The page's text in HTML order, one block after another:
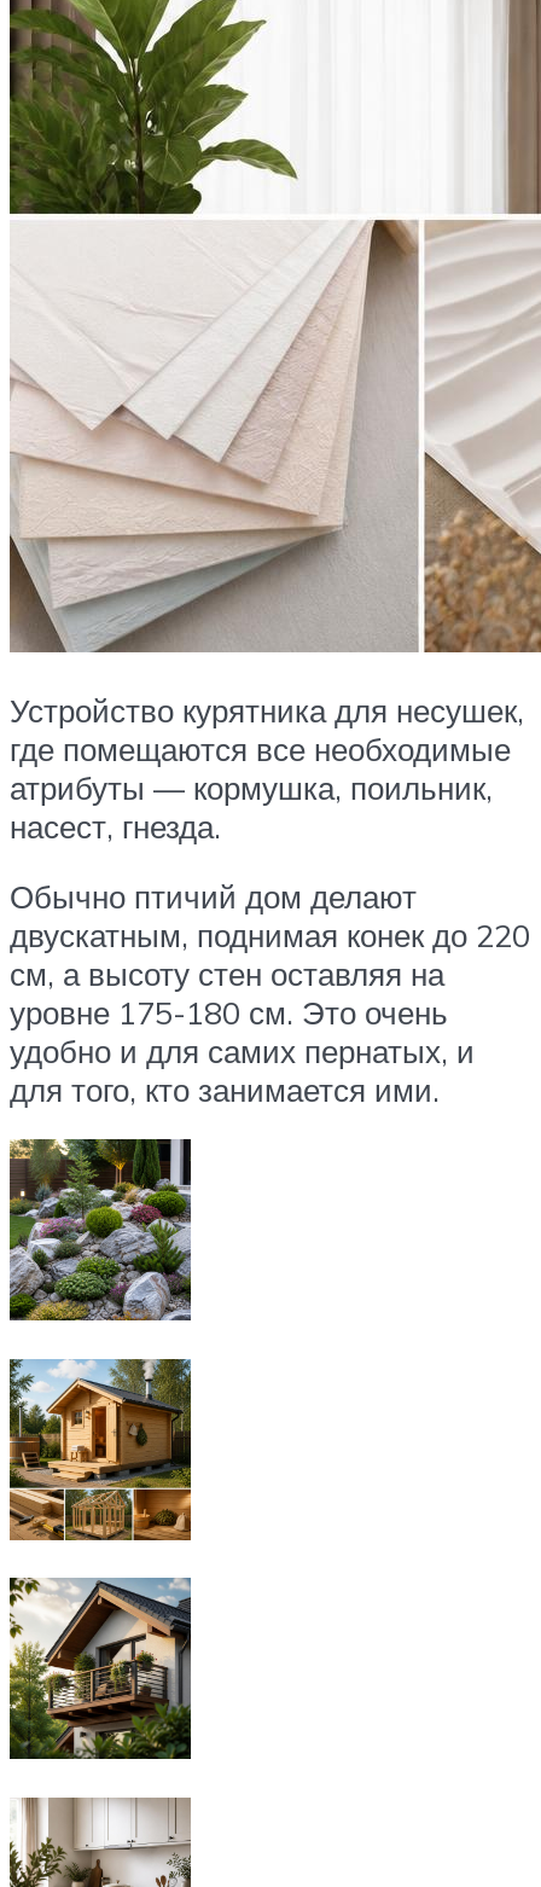
Устройство курятника для несушек,
где помещаются все необходимые
атрибуты — кормушка, поильник,
насест, гнезда.
Обычно птичий дом делают
двускатным, поднимая конек до 220
см, а высоту стен оставляя на
уровне 175-180 см. Это очень
удобно и для самих пернатых, и
для того, кто занимается ими.